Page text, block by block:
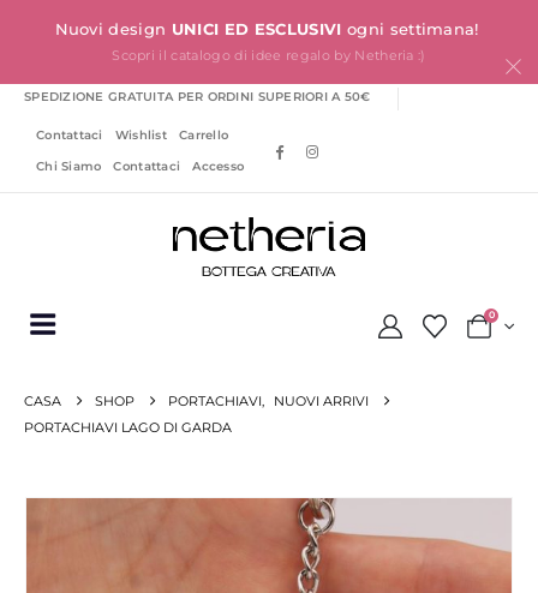
Nuovi design UNICI ED ESCLUSIVI ogni settimana!
Scopri il catalogo di idee regalo by Netheria :)
SPEDIZIONE GRATUITA PER ORDINI SUPERIORI A 50€
Contattaci Wishlist
Carrello
Chi Siamo
Contattaci Accesso
0
CASA SHOP PORTACHIAVI,
NUOVI ARRIVI
PORTACHIAVI LAGO DI GARDA